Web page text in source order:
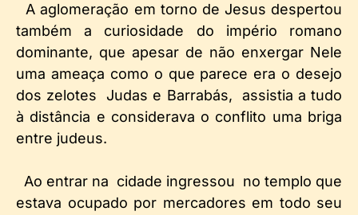
A aglomeração em torno de Jesus despertou
também a curiosidade do império romano
dominante, que apesar de não enxergar Nele
uma ameaça como o que parece era o desejo
dos zelotes Judas e Barrabás, assistia a tudo
à distância e considerava o conflito uma briga
entre judeus.
Ao entrar na cidade ingressou no templo que
estava ocupado por mercadores em todo seu